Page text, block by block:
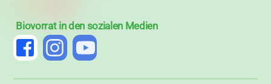
Biovorrat in den sozialen Medien